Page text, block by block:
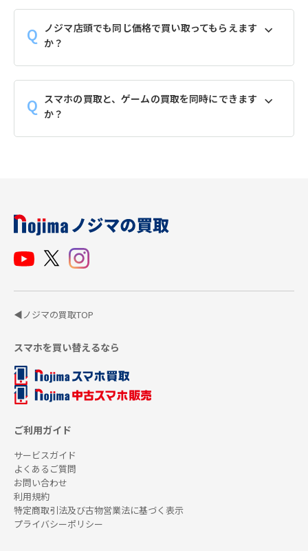
ノジマ店頭でも同じ価格で買い取ってもらえます
か？
スマホの買取と、ゲームの買取を同時にできます
か？
◀ノジマの買取TOP
スマホを買い替えるなら
ご利用ガイド
サービスガイド
よくあるご質問
お問い合わせ
利用規約
特定商取引法及び古物営業法に基づく表示
プライバシーポリシー